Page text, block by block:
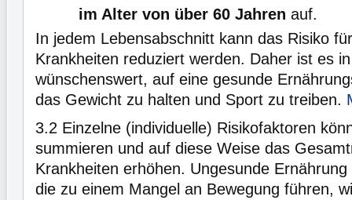
im Alter von über 60 Jahren auf.
In jedem Lebensabschnitt kann das Risiko
Krankheiten reduziert werden. Daher ist es
wünschenswert, auf eine gesunde
das Gewicht zu halten und Sport zu treiben.
3.2 Einzelne (individuelle) Risikofaktoren
summieren und auf diese Weise das
Krankheiten erhöhen. Ungesunde
die zu einem Mangel an Bewegung führen,